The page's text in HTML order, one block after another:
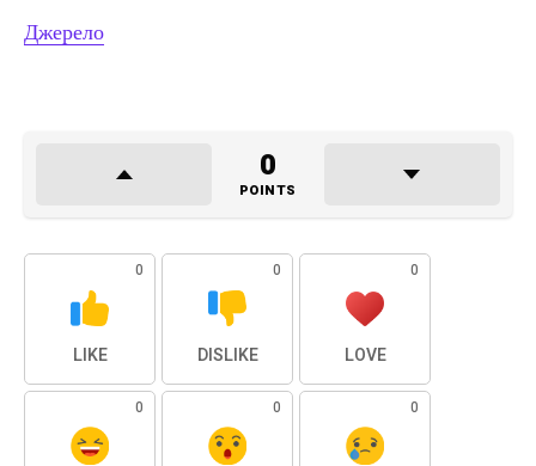
Джерело
0
POINTS
0
LIKE
0
DISLIKE
0
LOVE
0 0 0